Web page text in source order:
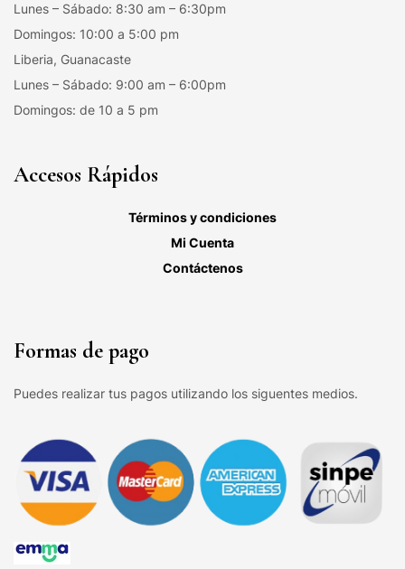
Lunes – Sábado: 8:30 am – 6:30pm
Domingos: 10:00 a 5:00 pm
Liberia, Guanacaste
Lunes – Sábado: 9:00 am – 6:00pm
Domingos: de 10 a 5 pm
Accesos Rápidos
Términos y condiciones
Mi Cuenta
Contáctenos
Formas de pago
Puedes realizar tus pagos utilizando los siguentes medios.